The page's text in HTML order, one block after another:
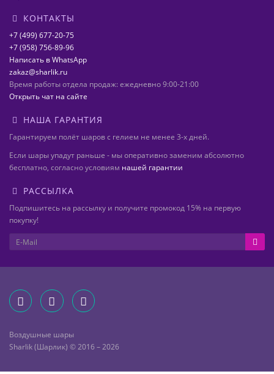
КОНТАКТЫ
+7 (499) 677-20-75
+7 (958) 756-89-96
Написать в WhatsApp
zakaz@sharlik.ru
Время работы отдела продаж: ежедневно 9:00-21:00
Открыть чат на сайте
НАША ГАРАНТИЯ
Гарантируем полёт шаров с гелием не менее 3-х дней.
Если шары упадут раньше - мы оперативно заменим абсолютно
бесплатно, согласно условиям нашей гарантии
РАССЫЛКА
Подпишитесь на рассылку и получите промокод 15% на первую
покупку!
Воздушные шары
Sharlik (Шарлик) © 2016 – 2026